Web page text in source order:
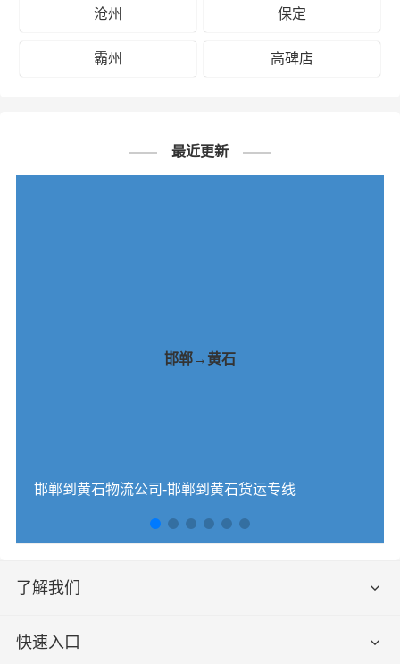
沧州 保定
霸州 高碑店
最近更新
邯郸→黄石
邯郸到黄石物流公司-邯郸到黄石货运专线
了解我们
快速入口